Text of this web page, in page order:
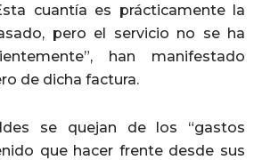
cuantía es prácticamente la
pero el servicio no se ha
han manifestado
de dicha factura.
se quejan de los “gastos
que hacer frente desde sus